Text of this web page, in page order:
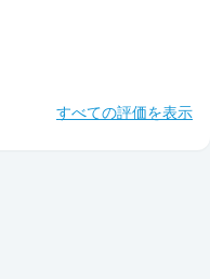
すべての評価を表示